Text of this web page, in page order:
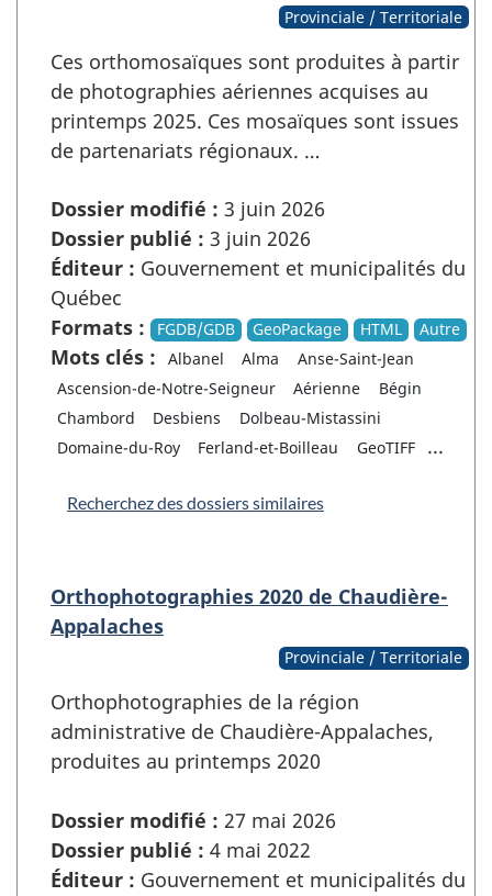
Provinciale / Territoriale
Ces orthomosaïques sont produites à partir
de photographies aériennes acquises au
printemps 2025. Ces mosaïques sont issues
de partenariats régionaux. …
Dossier modifié : 3 juin 2026
Dossier publié : 3 juin 2026
Éditeur : Gouvernement et municipalités du
Québec
Formats :
FGDB/GDB GeoPackage HTML Autre
Mots clés : Albanel Alma
Anse-Saint-Jean
Ascension-de-Notre-Seigneur
Aérienne
Bégin
Chambord
Desbiens
Dolbeau-Mistassini
Domaine-du-Roy
Ferland-et-Boilleau GeoTIFF ...
Recherchez des dossiers similaires
Orthophotographies 2020 de Chaudière-
Appalaches
Provinciale / Territoriale
Orthophotographies de la région
administrative de Chaudière-Appalaches,
produites au printemps 2020
Dossier modifié : 27 mai 2026
Dossier publié : 4 mai 2022
Éditeur : Gouvernement et municipalités du